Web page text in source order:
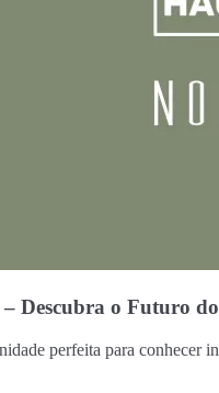
Descubra o Futuro
perfeita para conhecer